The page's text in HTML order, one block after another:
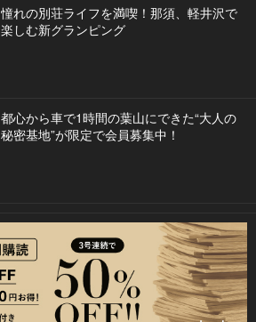
憧れの別荘ライフを満喫！那須、軽井沢で
楽しむ新グランピング
都心から車で1時間の葉山にできた“大人の
秘密基地”が限定で会員募集中！